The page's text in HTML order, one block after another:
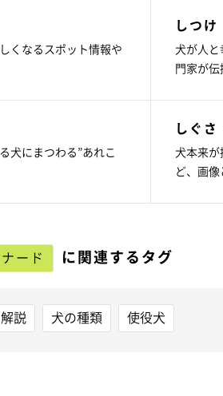
くなるスポット情報や
しつけ
犬が人
門家が伝
犬にまつわる”あれこ
しぐさ
犬本来
ど、画
ード に関連するタグ
解説 犬の種類 使役犬